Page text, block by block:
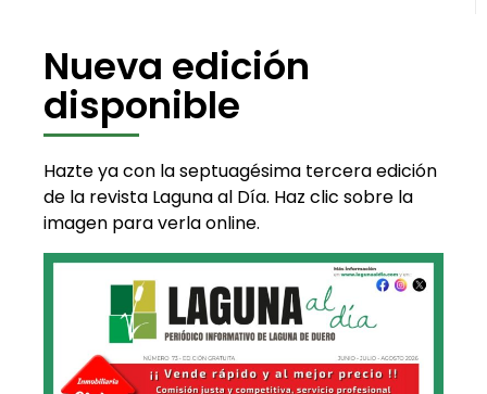
Nueva edición
disponible
Hazte ya con la septuagésima tercera edición
de la revista Laguna al Día. Haz clic sobre la
imagen para verla online.